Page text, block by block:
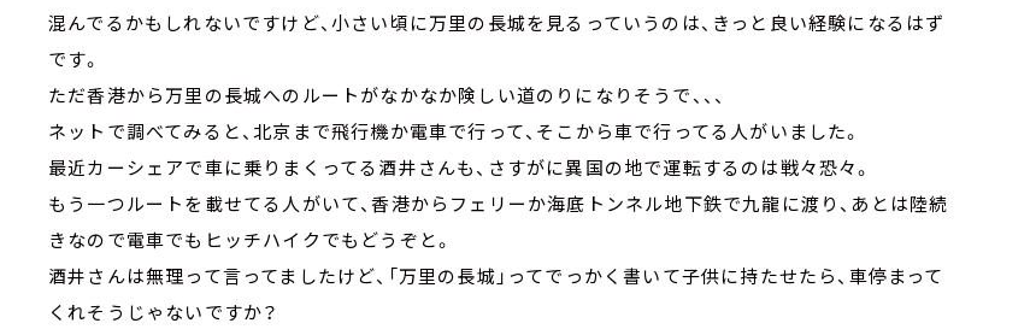
混んでるかもしれないですけど、小さい頃に万里の長城を見るっていうのは、きっと良い経験になるはず
です。
ただ香港から万里の長城へのルートがなかなか険しい道のりになりそうで、、、
ネットで調べてみると、北京まで飛行機か電車で行って、そこから車で行ってる人がいました。
最近カーシェアで車に乗りまくってる酒井さんも、さすがに異国の地で運転するのは戦々恐々。
もう一つルートを載せてる人がいて、香港からフェリーか海底トンネル地下鉄で九龍に渡り、あとは陸続
きなので電車でもヒッチハイクでもどうぞと。
酒井さんは無理って言ってましたけど、「万里の長城」ってでっかく書いて子供に持たせたら、車停まって
くれそうじゃないですか？